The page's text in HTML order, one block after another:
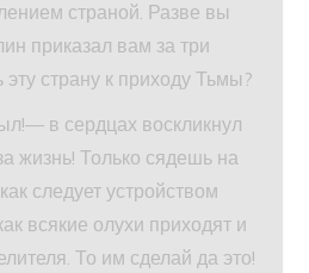
страной. Разве вы
приказал вам за три
эту страну к приходу Тьмы?
в сердцах воскликнул
жизнь! Только сядешь на
следует устройством
всякие олухи приходят и
То им сделай да это!